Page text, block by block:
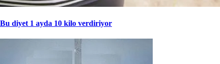
Bu diyet 1 ayda 10 kilo verdiriyor